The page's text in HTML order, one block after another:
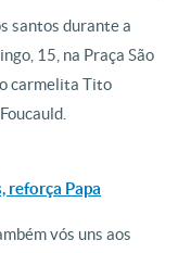
santos durante a
15, na Praça São
carmelita Tito
reforça Papa
vós uns aos